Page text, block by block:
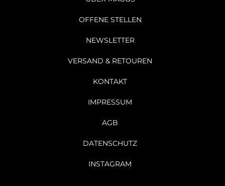
OFFENE STELLEN
NEWSLETTER
VERSAND & RETOUREN
KONTAKT
IMPRESSUM
AGB
DATENSCHUTZ
INSTAGRAM